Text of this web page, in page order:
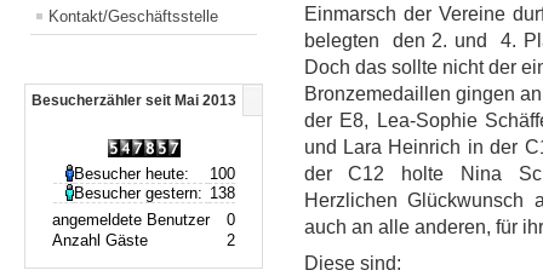
Kontakt/Geschäftsstelle
Besucherzähler seit Mai 2013
Besucher heute:
100
Besucher gestern: 138
angemeldete Benutzer
0
Anzahl Gäste
2
Einmarsch der Vereine
belegten den 2. und 4.
Doch das sollte nicht der
Bronzemedaillen gingen
der E8, Lea-Sophie
und Lara Heinrich in der
der C12 holte Nina
Herzlichen Glückwunsch
auch an alle anderen, für
Diese sind: